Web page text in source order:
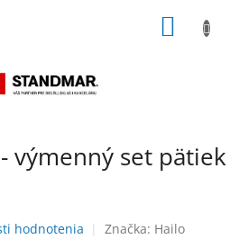
výmenný set pätiek
hodnotenia Značka: Hailo